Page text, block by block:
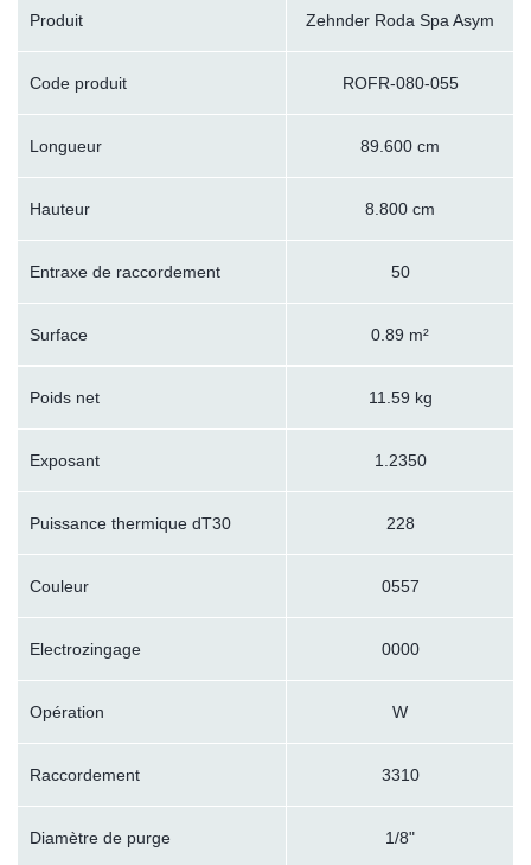
Produit Zehnder Roda Spa Asym
Code produit ROFR-080-055
Longueur 89.600 cm
Hauteur 8.800 cm
Entraxe de raccordement 50
Surface 0.89 m²
Poids net 11.59 kg
Exposant 1.2350
Puissance thermique dT30 228
Couleur 0557
Electrozingage 0000
Opération W
Raccordement 3310
Diamètre de purge 1/8"